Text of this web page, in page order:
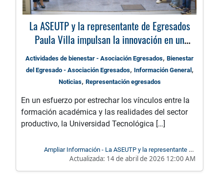
La ASEUTP y la representante de Egresados
Paula Villa impulsan la innovación en un
Tardeo con Empresarios de la región
Actividades de bienestar - Asociación Egresados, Bienestar
del Egresado - Asociación Egresados, Información General,
Noticias, Representación egresados
En un esfuerzo por estrechar los vínculos entre la
formación académica y las realidades del sector
productivo, la Universidad Tecnológica […]
Ampliar Información - La ASEUTP y la representante de
Egresados Paula Villa impulsan la innovación en un Tardeo
Actualizada: 14 de abril de 2026 12:00 AM